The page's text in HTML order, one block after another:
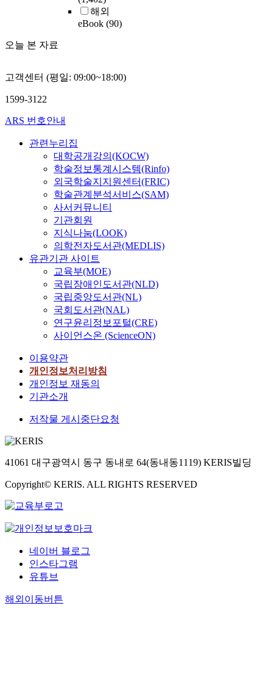
해외
eBook (90)
오늘 본 자료
고객센터 (평일: 09:00~18:00)
1599-3122
ARS 번호안내
관련누리집
대학공개강의(KOCW)
학술정보통계시스템(Rinfo)
외국학술지지원센터(FRIC)
학술관계분석서비스(SAM)
사서커뮤니티
기관회원
지식나눔(LOOK)
의학전자도서관(MEDLIS)
유관기관 사이트
교육부(MOE)
국립장애인도서관(NLD)
국립중앙도서관(NL)
국회도서관(NAL)
연구윤리정보포털(CRE)
사이언스온 (ScienceON)
이용약관
개인정보처리방침
개인정보 재동의
기관소개
저작물 게시중단요청
41061 대구광역시 동구 동내로 64(동내동1119) KERIS빌딩
Copyright© KERIS. ALL RIGHTS RESERVED
네이버 블로그
인스타그램
유튜브
해외이동버튼